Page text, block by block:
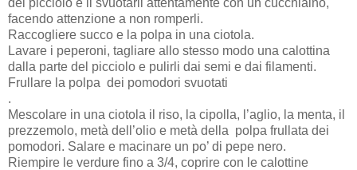
facendo attenzione a non romperli.
Raccogliere succo e la polpa in una ciotola.
Lavare i peperoni, tagliare allo stesso modo una calottina
dalla parte del picciolo e pulirli dai semi e dai filamenti.
Frullare la polpa dei pomodori svuotati
.
Mescolare in una ciotola il riso, la cipolla, l’aglio, la menta, il
prezzemolo, metà dell’olio e metà della polpa frullata dei
pomodori. Salare e macinare un po’ di pepe nero.
Riempire le verdure fino a 3/4, coprire con le calottine